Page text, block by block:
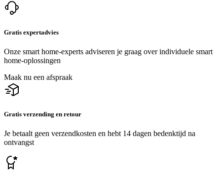
Gratis expertadvies
Onze smart home-experts adviseren je graag over individuele smart
home-oplossingen
Maak nu een afspraak
Gratis verzending en retour
Je betaalt geen verzendkosten en hebt 14 dagen bedenktijd na
ontvangst